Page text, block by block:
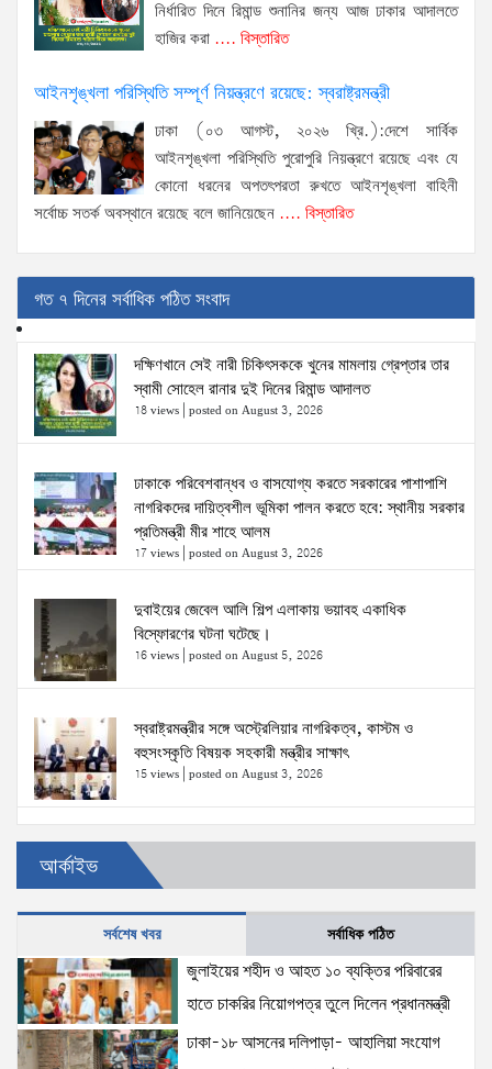
নির্ধারিত দিনে রিমান্ড শুনানির জন্য আজ ঢাকার আদালতে
হাজির করা .... বিস্তারিত
আইনশৃঙ্খলা পরিস্থিতি সম্পূর্ণ নিয়ন্ত্রণে রয়েছে: স্বরাষ্ট্রমন্ত্রী
ঢাকা (০৩ আগস্ট, ২০২৬ খ্রি.):দেশে সার্বিক
আইনশৃঙ্খলা পরিস্থিতি পুরোপুরি নিয়ন্ত্রণে রয়েছে এবং যে
কোনো ধরনের অপতৎপরতা রুখতে আইনশৃঙ্খলা বাহিনী
সর্বোচ্চ সতর্ক অবস্থানে রয়েছে বলে জানিয়েছেন .... বিস্তারিত
গত ৭ দিনের সর্বাধিক পঠিত সংবাদ
দক্ষিণখানে সেই নারী চিকিৎসককে খুনের মামলায় গ্রেপ্তার তার
স্বামী সোহেল রানার দুই দিনের রিমান্ড আদালত
18 views posted on August 3, 2026
ঢাকাকে পরিবেশবান্ধব ও বাসযোগ্য করতে সরকারের পাশাপাশি
নাগরিকদের দায়িত্বশীল ভূমিকা পালন করতে হবে: স্থানীয় সরকার
প্রতিমন্ত্রী মীর শাহে আলম
17 views posted on August 3, 2026
দুবাইয়ের জেবেল আলি শিল্প এলাকায় ভয়াবহ একাধিক
বিস্ফোরণের ঘটনা ঘটেছে।
16 views posted on August 5, 2026
স্বরাষ্ট্রমন্ত্রীর সঙ্গে অস্ট্রেলিয়ার নাগরিকত্ব, কাস্টম ও
বহুসংস্কৃতি বিষয়ক সহকারী মন্ত্রীর সাক্ষাৎ
15 views posted on August 3, 2026
ঢাকা-১৮ আসনের দলিপাড়া- আহালিয়া সংযোগ সড়ক-
দখলমুক্ত রাস্তা চাই!
15 views|posted on August 6, 2026
জুলাইয়ের শহীদ ও আহত ১০ ব্যক্তির পরিবারের হাতে চাকরির
নিয়োগপত্র তুলে দিলেন প্রধানমন্ত্রী
15 views |posted on August 8, 2026
আর্কাইভ
সর্বশেষ খবর সর্বাধিক পঠিত
জুলাইয়ের শহীদ ও আহত ১০ ব্যক্তির পরিবারের
হাতে চাকরির নিয়োগপত্র তুলে দিলেন প্রধানমন্ত্রী
ঢাকা-১৮ আসনের দলিপাড়া- আহালিয়া সংযোগ